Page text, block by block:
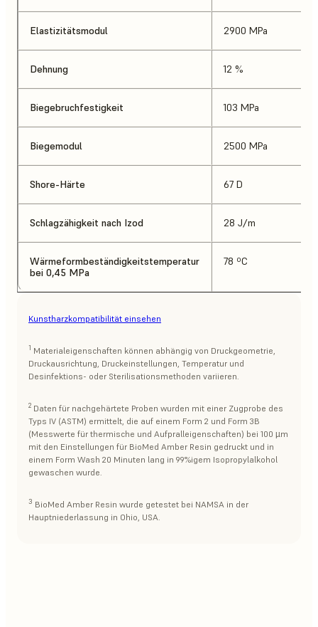
Elastizitätsmodul 2900 MPa
Dehnung 12 %
Biegebruchfestigkeit 103 MPa
Biegemodul 2500 MPa
Shore-Härte 67 D
Schlagzähigkeit nach Izod 28 J/m
Wärmeformbeständigkeitstemperatur
bei 0,45 MPa
78 ºC
Kunstharzkompatibilität einsehen
1 Materialeigenschaften können abhängig von Druckgeometrie,
Druckausrichtung, Druckeinstellungen, Temperatur und
Desinfektions- oder Sterilisationsmethoden variieren.
2 Daten für nachgehärtete Proben wurden mit einer Zugprobe des
Typs IV (ASTM) ermittelt, die auf einem Form 2 und Form 3B
(Messwerte für thermische und Aufpralleigenschaften) bei 100 µm
mit den Einstellungen für BioMed Amber Resin gedruckt und in
einem Form Wash 20 Minuten lang in 99%igem Isopropylalkohol
gewaschen wurde.
3 BioMed Amber Resin wurde getestet bei NAMSA in der
Hauptniederlassung in Ohio, USA.